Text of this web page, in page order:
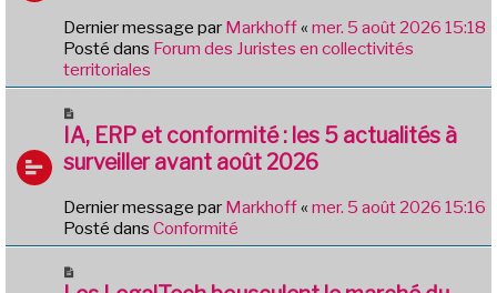
g
e
u
m
e
s
a
g
Dernier message par Markhoff« mer. 5 août 2026 15:18
Posté dans Forum des Juristes en collectivités
territoriales
o
u
v
a
u
IA, ERP et conformité : les 5 actualités à
surveiller avant août 2026
Dernier message par Markhoff« mer. 5 août 2026 15:16
Posté dans Conformité